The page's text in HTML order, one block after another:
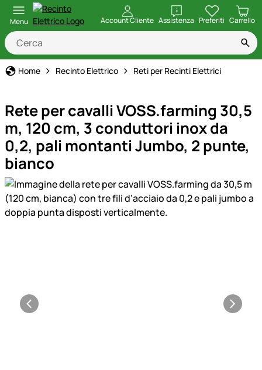
Menu Account Cliente Assistenza
apri Preferiti Carrello
Home Recinto Elettrico Reti per Recinti Elettrici
Rete per cavalli VOSS.farming 30,5
m, 120 cm, 3 conduttori inox da
0,2, pali montanti Jumbo, 2 punte,
bianco
Galleria prodotti